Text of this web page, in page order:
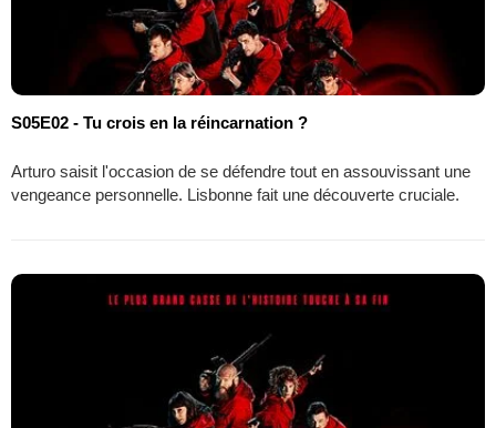
S05E02 - Tu crois en la réincarnation ?
Arturo saisit l'occasion de se défendre tout en assouvissant une
vengeance personnelle. Lisbonne fait une découverte cruciale.